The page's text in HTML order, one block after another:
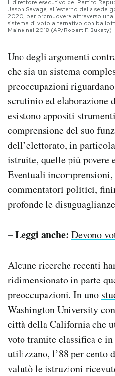
Il direttore esecutivo del Partito
Jason Savage, all’esterno della sede
2020, per promuovere attraverso
sistema di voto alternativo con
Maine nel 2018 (AP/Robert F. Bukaty)
Uno degli argomenti
che sia un sistema
preoccupazioni
scrutinio ed elaborazione
esistono appositi
comprensione del suo
dell’elettorato, in
istruite, quelle più povere
Eventuali incomprensioni,
commentatori politici,
profonde le
– Leggi anche: Devono
Alcune ricerche recenti
ridimensionato in parte
preoccupazioni. In uno
Washington University
città della California che
voto tramite classifica e
utilizzano, l’88 per cento
valutò le istruzioni